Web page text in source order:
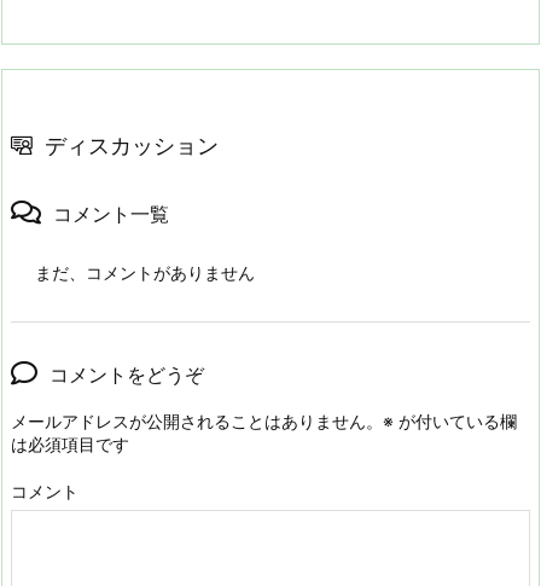
ディスカッション
コメント一覧
まだ、コメントがありません
コメントをどうぞ
メールアドレスが公開されることはありません。 ※ が付いている欄
は必須項目です
コメント